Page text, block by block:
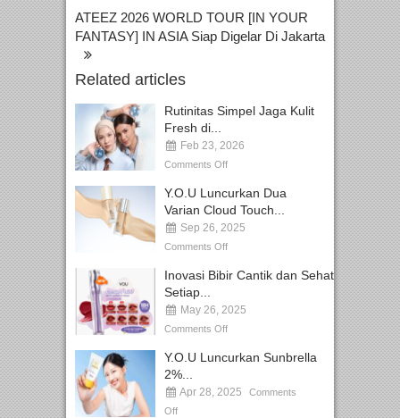
ATEEZ 2026 WORLD TOUR [IN YOUR
FANTASY] IN ASIA Siap Digelar Di Jakarta
Related articles
Rutinitas Simpel Jaga Kulit
Fresh di...
Feb 23, 2026
Comments Off
Y.O.U Luncurkan Dua
Varian Cloud Touch...
Sep 26, 2025
Comments Off
Inovasi Bibir Cantik dan Sehat
Setiap...
May 26, 2025
Comments Off
Y.O.U Luncurkan Sunbrella
2%...
Apr 28, 2025
Comments
Off